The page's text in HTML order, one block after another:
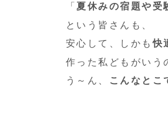
「夏休みの宿題や受
という皆さんも、
安心して、しかも快
作った私どもがいう
う～ん、
こんなとこ